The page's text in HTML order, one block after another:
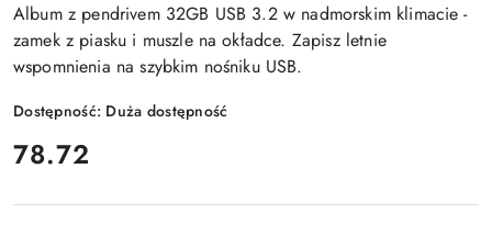
Album z pendrivem 32GB USB 3.2 w nadmorskim klimacie -
zamek z piasku i muszle na okładce. Zapisz letnie
wspomnienia na szybkim nośniku USB.
Dostępność: Duża dostępność
cena:
78.72